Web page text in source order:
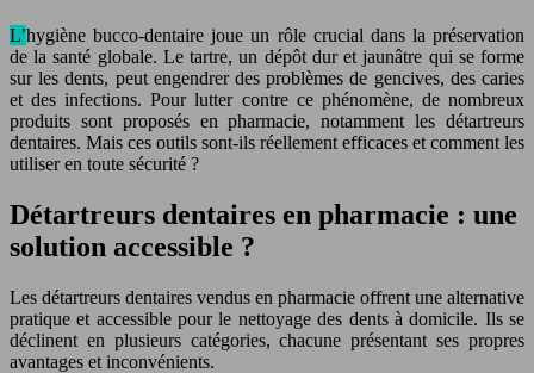
L’hygiène bucco-dentaire joue un rôle crucial dans la préservation
de la santé globale. Le tartre, un dépôt dur et jaunâtre qui se forme
sur les dents, peut engendrer des problèmes de gencives, des caries
et des infections. Pour lutter contre ce phénomène, de nombreux
produits sont proposés en pharmacie, notamment les détartreurs
dentaires. Mais ces outils sont-ils réellement efficaces et comment les
utiliser en toute sécurité ?
Détartreurs dentaires en pharmacie : une
solution accessible ?
Les détartreurs dentaires vendus en pharmacie offrent une alternative
pratique et accessible pour le nettoyage des dents à domicile. Ils se
déclinent en plusieurs catégories, chacune présentant ses propres
avantages et inconvénients.